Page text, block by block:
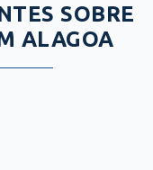
SOBRE
ALAGOA